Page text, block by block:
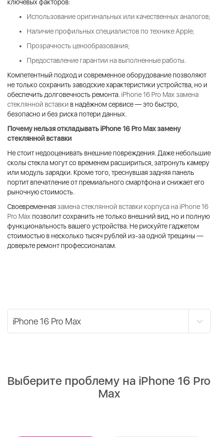
ключевых факторов:
Использование оригинальных или качественных аналогов;
Наличие профильных специалистов по технике Apple;
Прозрачность ценообразования;
Предоставление гарантии на выполненные работы.
Компетентный подход и современное оборудование позволяют
не только сохранить заводские характеристики устройства, но и
обеспечить долговечность ремонта. iPhone 16 Pro Max замена
стеклянной вставки в надёжном сервисе — это быстро,
безопасно и без риска потери данных.
Почему нельзя откладывать iPhone 16 Pro Max замену
стеклянной вставки
Не стоит недооценивать внешние повреждения. Даже небольшие
сколы стекла могут со временем расшириться, затронуть камеру
или модуль зарядки. Кроме того, треснувшая задняя панель
портит впечатление от премиального смартфона и снижает его
рыночную стоимость.
Своевременная замена стеклянной вставки корпуса на iPhone 16
Pro Max позволит сохранить не только внешний вид, но и полную
функциональность вашего устройства. Не рискуйте гаджетом
стоимостью в несколько тысяч рублей из-за одной трещины —
доверьте ремонт профессионалам.
Выберите проблему на iPhone 16 Pro
Max